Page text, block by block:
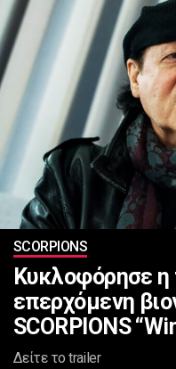
SCORPIONS
Κυκλοφόρησε η
επερχόμενη
SCORPIONS
Δείτε το trailer